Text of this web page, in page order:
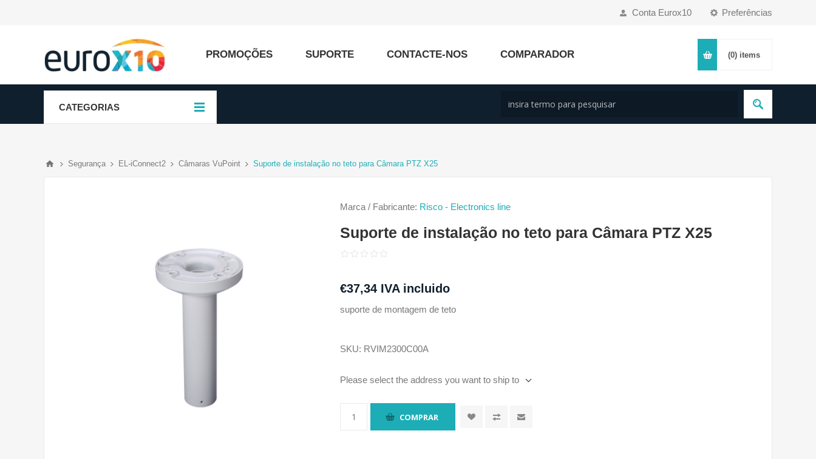
Preferências
Conta Eurox10
PROMOÇÕES SUPORTE CONTACTE-NOS COMPARADOR (0) items
CATEGORIAS
Segurança EL-iConnect2 Câmaras VuPoint Suporte de instalação no teto para Câmara PTZ X25
Marca / Fabricante: Risco - Electronics line
Suporte de instalação no teto para Câmara PTZ X25
€37,34 IVA incluido
suporte de montagem de teto
SKU: RVIM2300C00A
Please select the address you want to ship to
COMPRAR